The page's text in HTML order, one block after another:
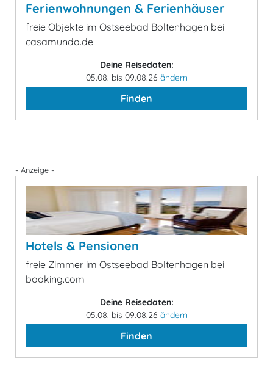
Ferienwohnungen & Ferienhäuser
freie Objekte im Ostseebad Boltenhagen bei
casamundo.de
Deine Reisedaten:
05.08. bis 09.08.26 ändern
Finden
- Anzeige -
Hotels & Pensionen
freie Zimmer im Ostseebad Boltenhagen bei
booking.com
Deine Reisedaten:
05.08. bis 09.08.26 ändern
Finden